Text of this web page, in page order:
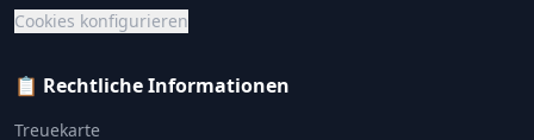
Cookies konfigurieren
📋 Rechtliche Informationen
Treuekarte